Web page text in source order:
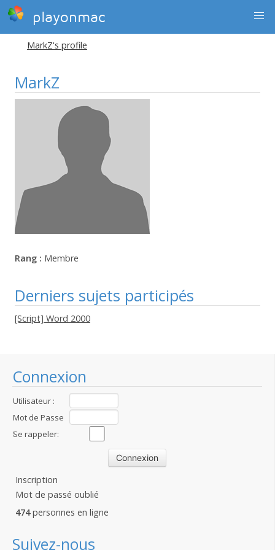
playonmac
Connexion
Utilisateur :
Mot de Passe
:Se rappeler:
Inscription
Mot de passé oublié
474personnes en ligne
Suivez-nous
MarkZ's profile
MarkZ
Rang : Membre
Derniers sujets participés
[Script] Word 2000